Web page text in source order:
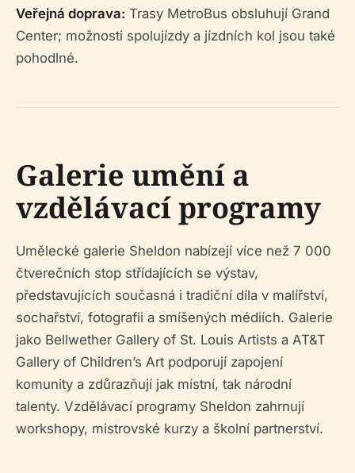
Veřejná doprava: Trasy MetroBus obsluhují Grand
Center; možnosti spolujízdy a jízdních kol jsou také
pohodlné.
Galerie umění a
vzdělávací programy
Umělecké galerie Sheldon nabízejí více než 7 000
čtverečních stop střídajících se výstav,
představujících současná i tradiční díla v malířství,
sochařství, fotografii a smíšených médiích. Galerie
jako Bellwether Gallery of St. Louis Artists a AT&T
Gallery of Children’s Art podporují zapojení
komunity a zdůrazňují jak místní, tak národní
talenty. Vzdělávací programy Sheldon zahrnují
workshopy, mistrovské kurzy a školní partnerství.